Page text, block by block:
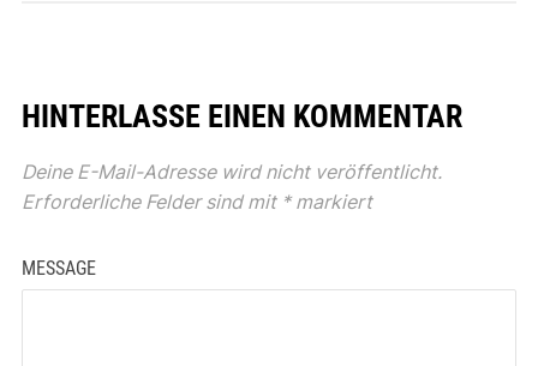
HINTERLASSE EINEN KOMMENTAR
Deine E-Mail-Adresse wird nicht veröffentlicht.
Erforderliche Felder sind mit *markiert
MESSAGE